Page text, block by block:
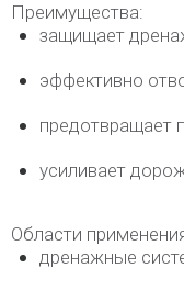
Преимущества:
защищает
эффективно
предотвращает
усиливает
Области
дренажные